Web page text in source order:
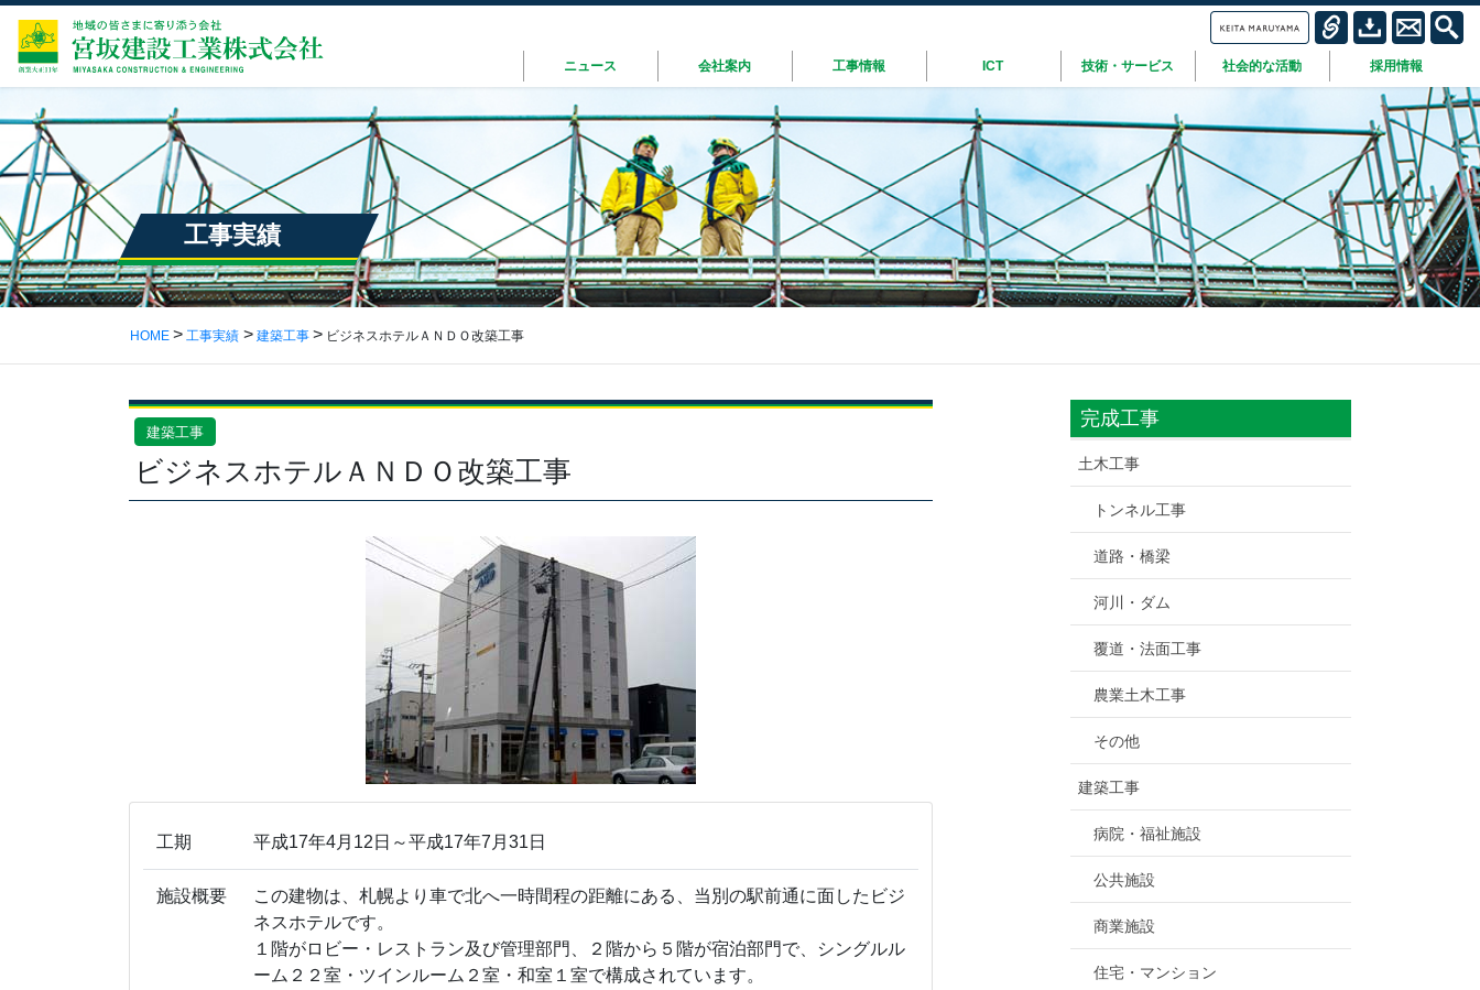
ニュース 会社案内 工事情報 ICT 技術・サービス 社会的な活動 採用情報
工事実績
HOME 工事実績 建築工事 ビジネスホテルＡＮＤＯ改築工事
建築工事
ビジネスホテルＡＮＤＯ改築工事
工期 平成17年4月12日～平成17年7月31日
施設概要
この建物は、札幌より車で北へ一時間程の距離にある、当別の駅前通に面したビジ
ネスホテルです。
１階がロビー・レストラン及び管理部門、２階から５階が宿泊部門で、シングルル
ーム２２室・ツインルーム２室・和室１室で構成されています。
完成工事
土木工事
トンネル工事
道路・橋梁
河川・ダム
覆道・法面工事
農業土木工事
その他
建築工事
病院・福祉施設
公共施設
商業施設
住宅・マンション